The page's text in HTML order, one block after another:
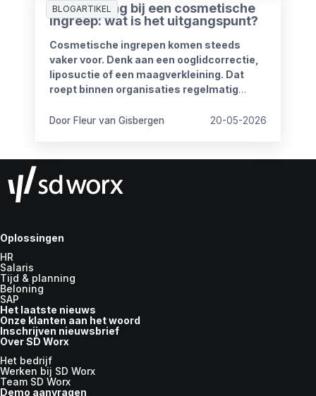
BLOGARTIKEL
Ziekmelding bij een cosmetische
ingreep: wat is het uitgangspunt?
Cosmetische ingrepen komen steeds
vaker voor. Denk aan een ooglidcorrectie,
liposuctie of een maagverkleining. Dat
roept binnen organisaties regelmatig
Door Fleur van Gisbergen 20-05-2026
Oplossingen
HR
Salaris
Tijd & planning
Beloning
SAP
Het laatste nieuws
Onze klanten aan het woord
Inschrijven nieuwsbrief
Over SD Worx
Het bedrijf
Werken bij SD Worx
Team SD Worx
Demo aanvragen